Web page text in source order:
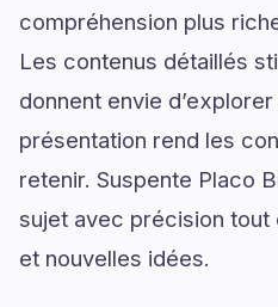
compréhension plus
Les contenus détaillés
donnent envie
présentation rend les
retenir. Suspente Placo
sujet avec précision tout
et nouvelles idées.